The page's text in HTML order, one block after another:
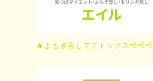
🔥よもぎ蒸しでデトックス💨💨💨